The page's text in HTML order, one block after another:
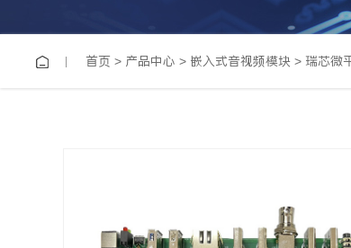
首页 > 产品中心 > 嵌入式音视频模块 > 瑞芯微